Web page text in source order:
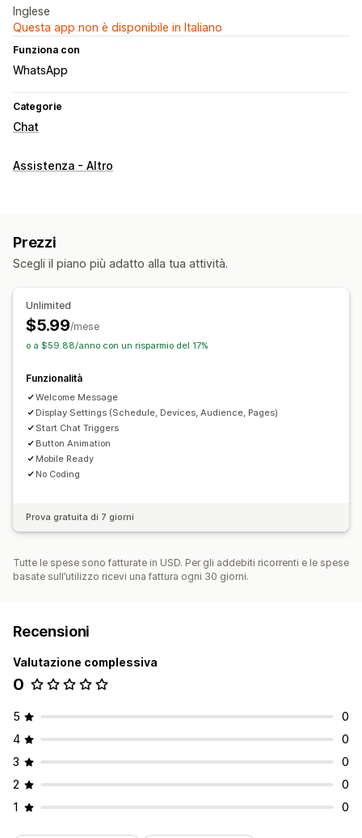
Inglese
Questa app non è disponibile in Italiano
Funziona con
WhatsApp
Categorie
Chat
Assistenza - Altro
Prezzi
Scegli il piano più adatto alla tua attività.
Unlimited
$5.99/mese
o a $59.88/anno con un risparmio del 17%
Funzionalità
Welcome Message
Display Settings (Schedule, Devices, Audience, Pages)
Start Chat Triggers
Button Animation
Mobile Ready
No Coding
Prova gratuita di 7 giorni
Tutte le spese sono fatturate in USD. Per gli addebiti ricorrenti e le spese
basate sull’utilizzo ricevi una fattura ogni 30 giorni.
Recensioni
Valutazione complessiva
0
5
0
4
0
3
0
2
0
1
0